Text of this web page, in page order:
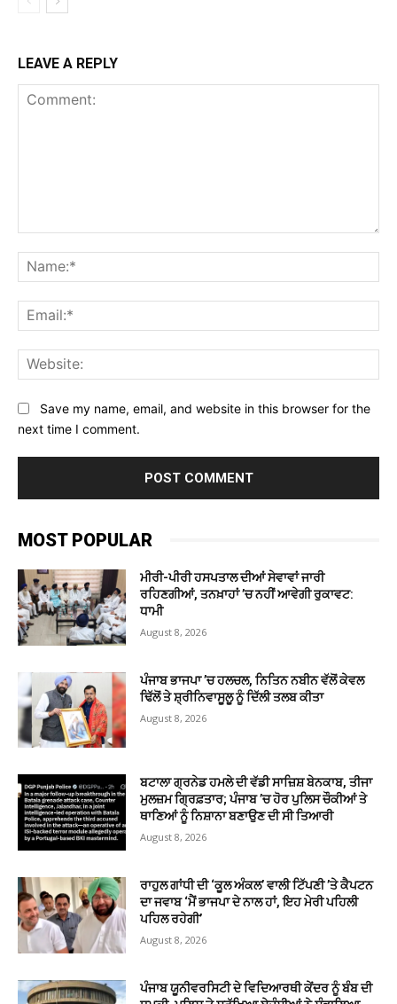
LEAVE A REPLY
Save my name, email, and website in this browser for the
next time I comment.
MOST POPULAR
ਮੀਰੀ-ਪੀਰੀ ਹਸਪਤਾਲ ਦੀਆਂ ਸੇਵਾਵਾਂ ਜਾਰੀ
ਰਹਿਣਗੀਆਂ, ਤਨਖ਼ਾਹਾਂ ’ਚ ਨਹੀਂ ਆਵੇਗੀ ਰੁਕਾਵਟ:
ਧਾਮੀ
August 8, 2026
ਪੰਜਾਬ ਭਾਜਪਾ ’ਚ ਹਲਚਲ, ਨਿਤਿਨ ਨਬੀਨ ਵੱਲੋਂ ਕੇਵਲ
ਢਿੱਲੋਂ ਤੇ ਸ਼੍ਰੀਨਿਵਾਸੂਲੂ ਨੂੰ ਦਿੱਲੀ ਤਲਬ ਕੀਤਾ
August 8, 2026
ਬਟਾਲਾ ਗ੍ਰਨੇਡ ਹਮਲੇ ਦੀ ਵੱਡੀ ਸਾਜ਼ਿਸ਼ ਬੇਨਕਾਬ, ਤੀਜਾ
ਮੁਲਜ਼ਮ ਗ੍ਰਿਫ਼ਤਾਰ; ਪੰਜਾਬ ’ਚ ਹੋਰ ਪੁਲਿਸ ਚੌਕੀਆਂ ਤੇ
ਥਾਣਿਆਂ ਨੂੰ ਨਿਸ਼ਾਨਾ ਬਣਾਉਣ ਦੀ ਸੀ ਤਿਆਰੀ
August 8, 2026
ਰਾਹੁਲ ਗਾਂਧੀ ਦੀ ‘ਕੂਲ ਅੰਕਲ’ ਵਾਲੀ ਟਿੱਪਣੀ ’ਤੇ ਕੈਪਟਨ
ਦਾ ਜਵਾਬ ‘ਮੈਂ ਭਾਜਪਾ ਦੇ ਨਾਲ ਹਾਂ, ਇਹ ਮੇਰੀ ਪਹਿਲੀ
ਪਹਿਲ ਰਹੇਗੀ’
August 8, 2026
ਪੰਜਾਬ ਯੂਨੀਵਰਸਿਟੀ ਦੇ ਵਿਦਿਆਰਥੀ ਕੇਂਦਰ ਨੂੰ ਬੰਬ ਦੀ